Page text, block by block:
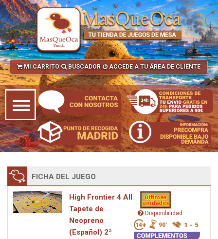
MI CARRITO BUSCADOR ACCEDE A TU ÁREA DE CLIENTE
FICHA DEL JUEGO
High Frontier 4 All
Tapete de
Neopreno
(Español) 2ª
Disponibilidad